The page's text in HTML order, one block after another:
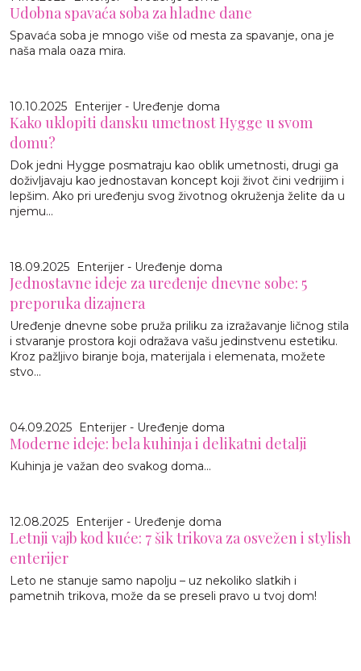
Udobna spavaća soba za hladne dane
Spavaća soba je mnogo više od mesta za spavanje, ona je
naša mala oaza mira.
10.10.2025 Enterijer - Uređenje doma
Kako uklopiti dansku umetnost Hygge u svom
domu?
Dok jedni Hygge posmatraju kao oblik umetnosti, drugi ga
doživljavaju kao jednostavan koncept koji život čini vedrijim i
lepšim. Ako pri uređenju svog životnog okruženja želite da u
njemu...
18.09.2025 Enterijer - Uređenje doma
Jednostavne ideje za uređenje dnevne sobe: 5
preporuka dizajnera
Uređenje dnevne sobe pruža priliku za izražavanje ličnog stila
i stvaranje prostora koji odražava vašu jedinstvenu estetiku.
Kroz pažljivo biranje boja, materijala i elemenata, možete
stvo...
04.09.2025 Enterijer - Uređenje doma
Moderne ideje: bela kuhinja i delikatni detalji
Kuhinja je važan deo svakog doma...
12.08.2025 Enterijer - Uređenje doma
Letnji vajb kod kuće: 7 šik trikova za osvežen i stylish
enterijer
Leto ne stanuje samo napolju – uz nekoliko slatkih i
pametnih trikova, može da se preseli pravo u tvoj dom!